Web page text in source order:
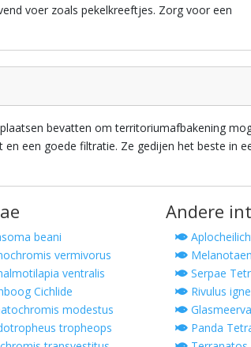
voer zoals pekelkreeftjes. Zorg voor een
bevatten om territoriumafbakening
een goede filtratie. Ze gedijen het beste in
beani
vermivorus
ventralis
Cichlide
modestus
tropheops
Andere
Serpae
Rivulus
Panda